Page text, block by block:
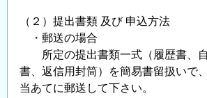
（２）提出書類 及び 申込方法
・郵送の場合
所定の提出書類一式（履歴書、
書、返信用封筒）を簡易書留扱いで
当あてに郵送して下さい。